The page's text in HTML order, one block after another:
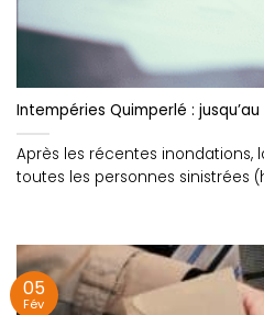
Intempéries Quimperlé :
Après les récentes inondations,
toutes les personnes sinistrées
05
Fév